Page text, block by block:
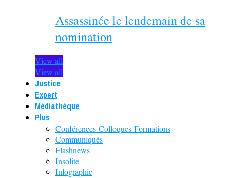
Assassinée le lendemain de sa
nomination
View all
View all
Justice
Expert
Médiathèque
Plus
Conférences-Colloques-Formations
Communiqués
Flashnews
Insolite
Infographie